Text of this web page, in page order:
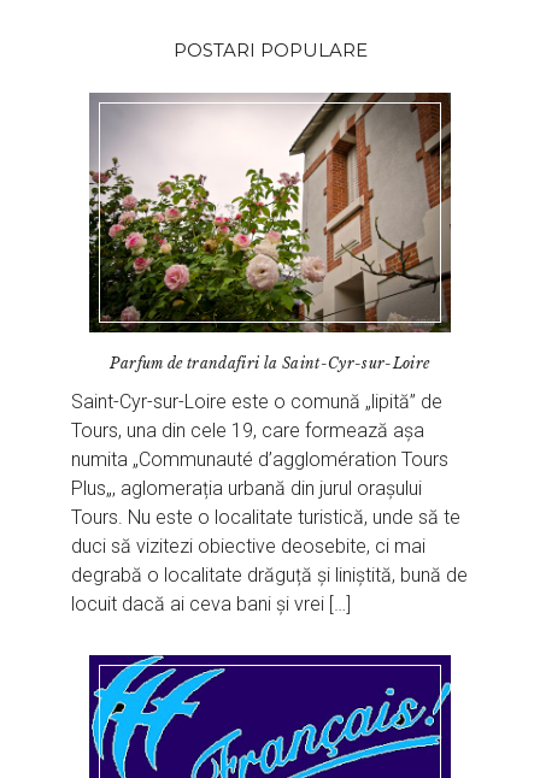
POSTARI POPULARE
Parfum de trandafiri la Saint-Cyr-sur-Loire
Saint-Cyr-sur-Loire este o comună „lipită” de
Tours, una din cele 19, care formează așa
numita „Communauté d’agglomération Tours
Plus„, aglomerația urbană din jurul orașului
Tours. Nu este o localitate turistică, unde să te
duci să vizitezi obiective deosebite, ci mai
degrabă o localitate drăguță și liniștită, bună de
locuit dacă ai ceva bani și vrei […]